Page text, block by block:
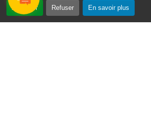
Accepter Refuser En savoir plus